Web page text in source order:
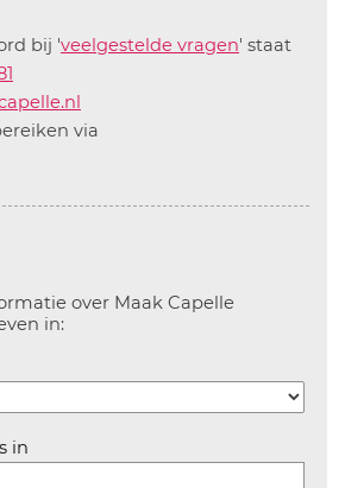
bij 'veelgestelde vragen' staat
via
over Maak CapelleAanvinken
in:Aanvinken om informatie over
in